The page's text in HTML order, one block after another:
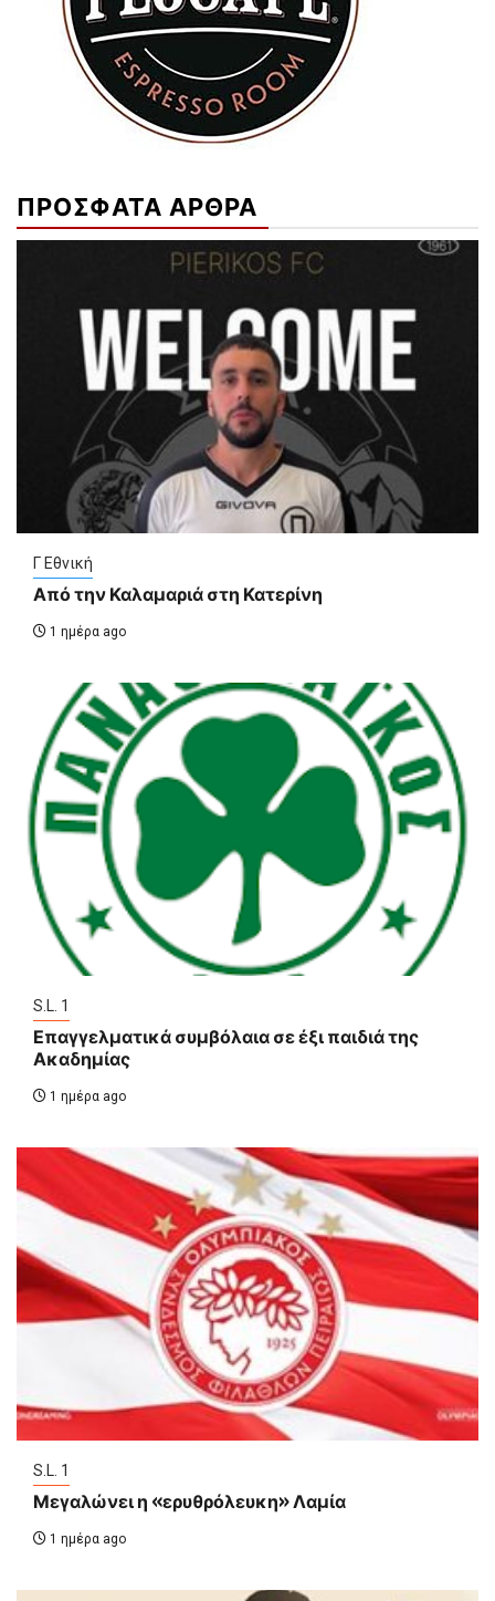
ΠΡΟΣΦΑΤΑ ΑΡΘΡΑ
Γ Εθνική
Από την Καλαμαριά στη Κατερίνη
1 ημέρα ago
S.L. 1
Επαγγελματικά συμβόλαια σε έξι παιδιά της
Ακαδημίας
1 ημέρα ago
S.L. 1
Μεγαλώνει η «ερυθρόλευκη» Λαμία
1 ημέρα ago